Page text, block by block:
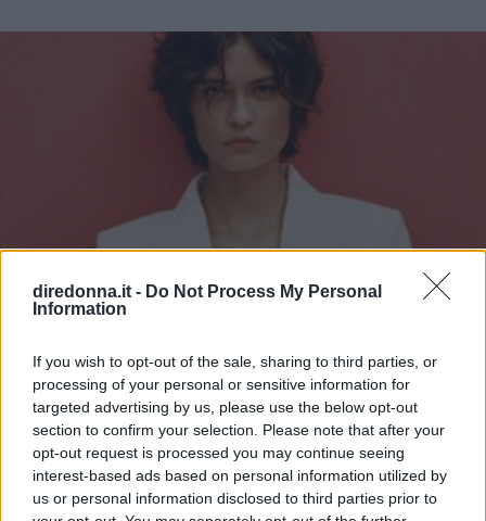
diredonna.it - Do Not Process My Personal
Information
If you wish to opt-out of the sale, sharing to third parties, or
processing of your personal or sensitive information for
targeted advertising by us, please use the below opt-out
section to confirm your selection. Please note that after your
opt-out request is processed you may continue seeing
interest-based ads based on personal information utilized by
us or personal information disclosed to third parties prior to